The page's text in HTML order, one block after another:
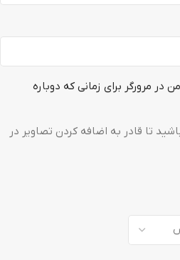
در مرورگر برای زمانی که دوباره
تا قادر به اضافه کردن تصاویر در